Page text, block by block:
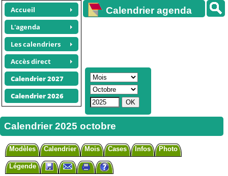
Accueil
L'agenda
Les calendriers
Accès direct
Calendrier 2027
Calendrier 2026
Calendrier agenda
Calendrier 2025 octobre
Modèles Calendrier Mois Cases Infos Photo
Légende